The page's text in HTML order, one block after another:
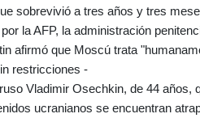
sobrevivió a tres años y tres
la AFP, la administración
afirmó que Moscú trata
restricciones -
Vladimir Osechkin, de 44 años,
ucranianos se encuentran